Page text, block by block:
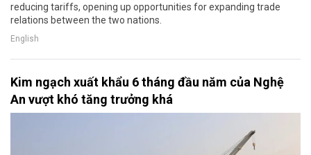
reducing tariffs, opening up opportunities for expanding trade
relations between the two nations.
English
Kim ngạch xuất khẩu 6 tháng đầu năm của Nghệ
An vượt khó tăng trưởng khá